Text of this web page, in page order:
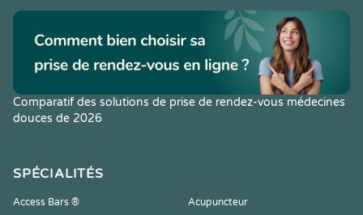
Comparatif des solutions de prise de rendez-vous médecines
douces de 2026
SPÉCIALITÉS
Access Bars ®
Acupuncteur